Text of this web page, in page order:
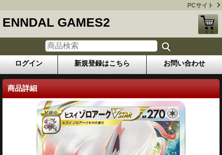
PCサイト
ENNDAL GAMES2
ログイン 新規登録はこちら お問い合わせ
商品詳細